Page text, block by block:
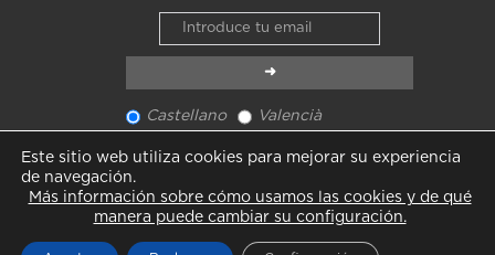
Castellano Valencià
Ver último newsletter
Este sitio web utiliza cookies para mejorar su experiencia
de navegación.
Más información sobre cómo usamos las cookies y de qué
manera puede cambiar su configuración.